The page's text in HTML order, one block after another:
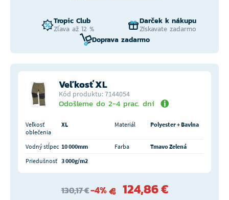
Tropic Club
Zľava až 12 %
Darček k nákupu
Získavate zadarmo
Doprava zadarmo
Veľkosť XL
Kód produktu: 7144054
Odošleme do 2-4 prac. dní
Veľkosť
oblečenia
XL Materiál Polyester + Bavlna
Vodný stĺpec 10 000mm Farba
Tmavo Zelená
Priedušnosť 3 000g/m2
130,17 €-4% 124,86 €